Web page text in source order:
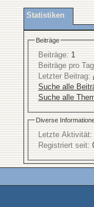
Statistiken
Beiträge
Beiträge: 1
Beiträge pro
Letzter Beitrag:
Suche alle
Suche alle
Diverse
Letzte Aktivität:
Registriert seit: